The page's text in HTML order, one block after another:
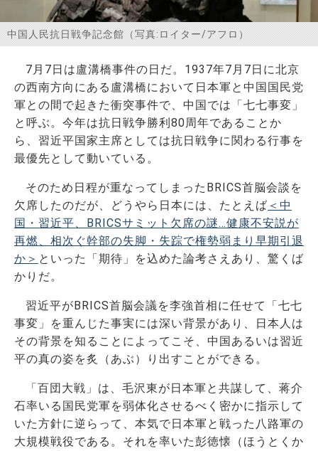
中国人民抗日戦争記念館（写真:ロイター/アフロ）
7月7日は盧溝橋事件の日だ。1937年7月7日に北京
の西南方向にある盧溝橋において日本軍と中国国民党
軍との間で起きた衝突事件で、中国では「七七事変」
と呼ぶ。今年は抗日戦争勝利80周年であることか
ら、習近平国家主席としては抗日戦争に関わる行事を
最優先として動いている。
そのため日程が重なってしまったBRICS首脳会談を
欠席したのだが、どうやら日本には、たとえば ＜中
国・習近平、BRICSサミット欠席の謎…健康不安説が
再燃、相次ぐ幹部の失脚・失踪で権勢弱まり早期引退
か＞ といった「期待」を込めた論考さえあり、驚くば
かりだ。
習近平がBRICS首脳会議を李強首相に任せて「七七
事変」を重んじた事実には深い背景があり、日本人は
その背景を知ることによってこそ、中国あるいは習近
平の真の姿を炙（あぶ）り出すことができる。
「百団大戦」は、毛沢東が日本軍と共謀して、蒋介
石率いる国民党軍を弱体化させるべく密かに指示して
いた方針に逆らって、本気で日本軍と戦った八路軍の
大規模戦役である。それを率いた彭徳懐（ほうとくか